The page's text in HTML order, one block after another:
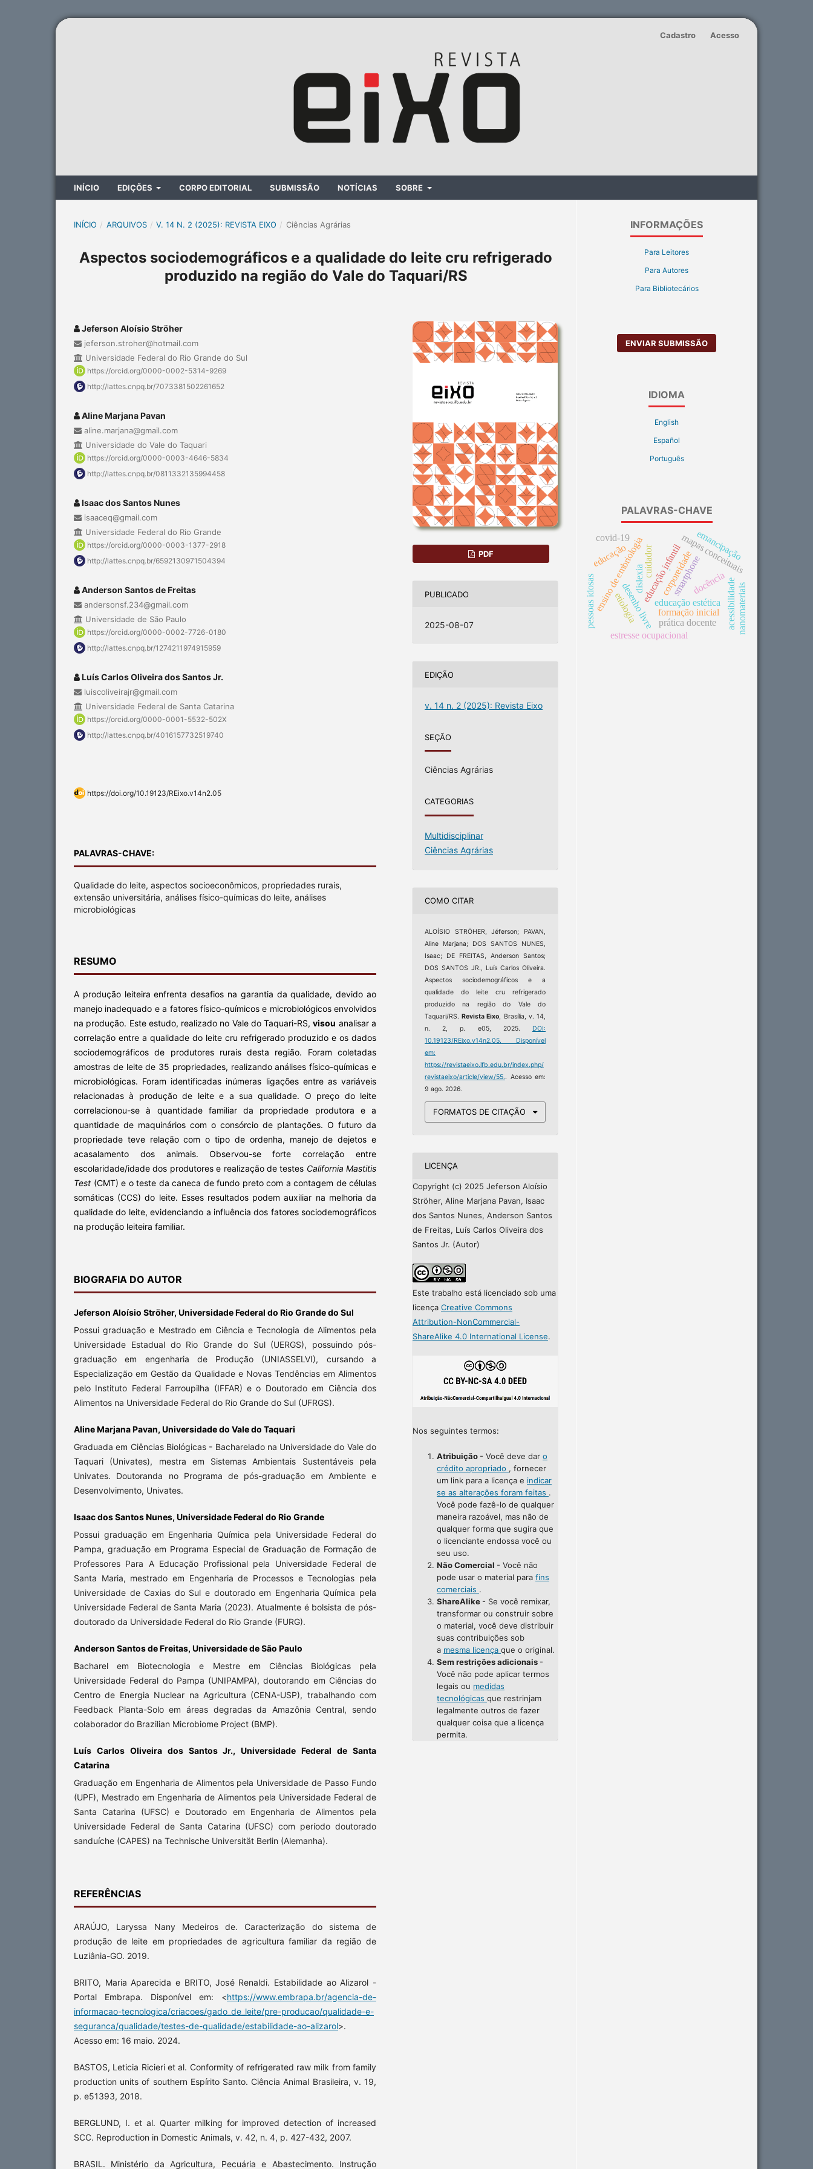
INÍCIO EDIÇÕES CORPO EDITORIAL SUBMISSÃO NOTÍCIAS SOBRE
Cadastro Acesso
INÍCIO / ARQUIVOS / V. 14 N. 2 (2025): REVISTA EIXO / Ciências Agrárias
Aspectos sociodemográficos e a qualidade do leite cru refrigerado
produzido na região do Vale do Taquari/RS
Jeferson Aloísio Ströher
jeferson.stroher@hotmail.com
Universidade Federal do Rio Grande do Sul
https://orcid.org/0000-0002-5314-9269
http://lattes.cnpq.br/7073381502261652
Aline Marjana Pavan
aline.marjana@gmail.com
Universidade do Vale do Taquari
https://orcid.org/0000-0003-4646-5834
http://lattes.cnpq.br/0811332135994458
Isaac dos Santos Nunes
isaaceq@gmail.com
Universidade Federal do Rio Grande
https://orcid.org/0000-0003-1377-2918
http://lattes.cnpq.br/6592130971504394
Anderson Santos de Freitas
andersonsf.234@gmail.com
Universidade de São Paulo
https://orcid.org/0000-0002-7726-0180
http://lattes.cnpq.br/1274211974915959
Luís Carlos Oliveira dos Santos Jr.
luiscoliveirajr@gmail.com
Universidade Federal de Santa Catarina
https://orcid.org/0000-0001-5532-502X
http://lattes.cnpq.br/4016157732519740
https://doi.org/10.19123/REixo.v14n2.05
PALAVRAS-CHAVE:
Qualidade do leite, aspectos socioeconômicos, propriedades rurais,
extensão universitária, análises físico-químicas do leite, análises
microbiológicas
RESUMO
A produção leiteira enfrenta desafios na garantia da qualidade, devido ao
manejo inadequado e a fatores físico-químicos e microbiológicos envolvidos
na produção. Este estudo, realizado no Vale do Taquari-RS,visou analisar a
correlação entre a qualidade do leite cru refrigerado produzido e os dados
sociodemográficos de produtores rurais desta região. Foram coletadas
amostras de leite de 35 propriedades, realizando análises físico-químicas e
microbiológicas. Foram identificadas inúmeras ligações entre as variáveis
relacionadas à produção de leite e a sua qualidade. O preço do leite
correlacionou-se à quantidade familiar da propriedade produtora e a
quantidade de maquinários com o consórcio de plantações. O futuro da
propriedade teve relação com o tipo de ordenha, manejo de dejetos e
acasalamento dos animais. Observou-se forte correlação entre
escolaridade/idade dos produtores e realização de testes California Mastitis
Test (CMT) e o teste da caneca de fundo preto com a contagem de células
somáticas (CCS) do leite. Esses resultados podem auxiliar na melhoria da
qualidade do leite, evidenciando a influência dos fatores sociodemográficos
na produção leiteira familiar.
BIOGRAFIA DO AUTOR
Jeferson Aloísio Ströher, Universidade Federal do Rio Grande do Sul
Possui graduação e Mestrado em Ciência e Tecnologia de Alimentos pela
Universidade Estadual do Rio Grande do Sul (UERGS), possuindo pós-
graduação em engenharia de Produção (UNIASSELVI), cursando a
Especialização em Gestão da Qualidade e Novas Tendências em Alimentos
pelo Instituto Federal Farroupilha (IFFAR) e o Doutorado em Ciência dos
Alimentos na Universidade Federal do Rio Grande do Sul (UFRGS).
Aline Marjana Pavan, Universidade do Vale do Taquari
Graduada em Ciências Biológicas - Bacharelado na Universidade do Vale do
Taquari (Univates), mestra em Sistemas Ambientais Sustentáveis pela
Univates. Doutoranda no Programa de pós-graduação em Ambiente e
Desenvolvimento, Univates.
Isaac dos Santos Nunes, Universidade Federal do Rio Grande
Possui graduação em Engenharia Química pela Universidade Federal do
Pampa, graduação em Programa Especial de Graduação de Formação de
Professores Para A Educação Profissional pela Universidade Federal de
Santa Maria, mestrado em Engenharia de Processos e Tecnologias pela
Universidade de Caxias do Sul e doutorado em Engenharia Química pela
Universidade Federal de Santa Maria (2023). Atualmente é bolsista de pós-
doutorado da Universidade Federal do Rio Grande (FURG).
Anderson Santos de Freitas, Universidade de São Paulo
Bacharel em Biotecnologia e Mestre em Ciências Biológicas pela
Universidade Federal do Pampa (UNIPAMPA), doutorando em Ciências do
Centro de Energia Nuclear na Agricultura (CENA-USP), trabalhando com
Feedback Planta-Solo em áreas degradas da Amazônia Central, sendo
colaborador do Brazilian Microbiome Project (BMP).
Luís Carlos Oliveira dos Santos Jr., Universidade Federal de Santa
Catarina
Graduação em Engenharia de Alimentos pela Universidade de Passo Fundo
(UPF), Mestrado em Engenharia de Alimentos pela Universidade Federal de
Santa Catarina (UFSC) e Doutorado em Engenharia de Alimentos pela
Universidade Federal de Santa Catarina (UFSC) com período doutorado
sanduíche (CAPES) na Technische Universität Berlin (Alemanha).
REFERÊNCIAS
ARAÚJO, Laryssa Nany Medeiros de. Caracterização do sistema de
produção de leite em propriedades de agricultura familiar da região de
Luziânia-GO. 2019.
BRITO, Maria Aparecida e BRITO, José Renaldi. Estabilidade ao Alizarol -
Portal Embrapa. Disponível em: <https://www.embrapa.br/agencia-de-
informacao-tecnologica/criacoes/gado_de_leite/pre-producao/qualidade-e-
seguranca/qualidade/testes-de-qualidade/estabilidade-ao-alizarol>.
Acesso em: 16 maio. 2024.
BASTOS, Leticia Ricieri et al. Conformity of refrigerated raw milk from family
production units of southern Espírito Santo. Ciência Animal Brasileira, v. 19,
p. e51393, 2018.
BERGLUND, I. et al. Quarter milking for improved detection of increased
SCC. Reproduction in Domestic Animals, v. 42, n. 4, p. 427-432, 2007.
BRASIL. Ministério da Agricultura, Pecuária e Abastecimento. Instrução
PDF
PUBLICADO
2025-08-07
EDIÇÃO
v. 14 n. 2 (2025): Revista Eixo
SEÇÃO
Ciências Agrárias
CATEGORIAS
Multidisciplinar
Ciências Agrárias
COMO CITAR
ALOÍSIO STRÖHER, Jéferson; PAVAN,
Aline Marjana; DOS SANTOS NUNES,
Isaac; DE FREITAS, Anderson Santos;
DOS SANTOS JR., Luís Carlos Oliveira.
Aspectos sociodemográficos e a
qualidade do leite cru refrigerado
produzido na região do Vale do
Taquari/RS.Revista Eixo , Brasília, v. 14,
n. 2, p. e05, 2025. DOI:
10.19123/REixo.v14n2.05. Disponível
em:
https://revistaeixo.ifb.edu.br/index.php/
revistaeixo/article/view/55.. Acesso em:
9 ago. 2026.
FORMATOS DE CITAÇÃO
LICENÇA
Copyright (c) 2025 Jeferson Aloísio
Ströher, Aline Marjana Pavan, Isaac
dos Santos Nunes, Anderson Santos
de Freitas, Luís Carlos Oliveira dos
Santos Jr. (Autor)
Este trabalho está licenciado sob uma
licença Creative Commons
Attribution-NonCommercial-
ShareAlike 4.0 International License.
Nos seguintes termos:
Atribuição - Você deve dar o
crédito apropriado , fornecer
um link para a licença e indicar
se as alterações foram feitas .
Você pode fazê-lo de qualquer
maneira razoável, mas não de
qualquer forma que sugira que
o licenciante endossa você ou
seu uso.
Não Comercial - Você não
pode usar o material para fins
comerciais .
ShareAlike - Se você remixar,
transformar ou construir sobre
o material, você deve distribuir
suas contribuições sob
a mesma licença que o original.
Sem restrições adicionais -
Você não pode aplicar termos
legais ou medidas
tecnológicas que restrinjam
legalmente outros de fazer
qualquer coisa que a licença
permita.
INFORMAÇÕES
Para Leitores
Para Autores
Para Bibliotecários
ENVIAR SUBMISSÃO
IDIOMA
English
Español
Português
PALAVRAS-CHAVE
desenho livre
educação infantil
educação estética acessibilidade
dislexia smartphone
.
ensino de embriologia mapas conceituais
formação inicial
estresse ocupacional
docência
prática docente
emancipação
corporeidade
nanomateriais
etiologia
educação cuidador
pessoas idosas
covid-19